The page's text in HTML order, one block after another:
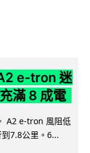
e-tron 迷
滿 8 成電
A2 e-tron 風阻低
7.8公里。6...